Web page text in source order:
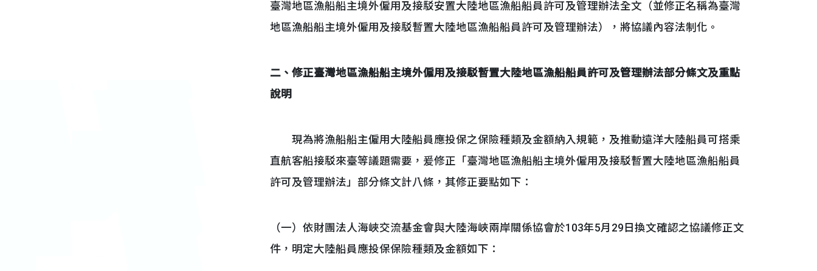
臺灣地區漁船船主境外僱用及接駁安置大陸地區漁船船員許可及管理辦法全文（並修正名稱為臺灣
地區漁船船主境外僱用及接駁暫置大陸地區漁船船員許可及管理辦法），將協議內容法制化。
二、修正臺灣地區漁船船主境外僱用及接駁暫置大陸地區漁船船員許可及管理辦法部分條文及重點
說明
現為將漁船船主僱用大陸船員應投保之保險種類及金額納入規範，及推動遠洋大陸船員可搭乘
直航客船接駁來臺等議題需要，爰修正「臺灣地區漁船船主境外僱用及接駁暫置大陸地區漁船船員
許可及管理辦法」部分條文計八條，其修正要點如下：
（一）依財團法人海峽交流基金會與大陸海峽兩岸關係協會於103年5月29日換文確認之協議修正文
件，明定大陸船員應投保保險種類及金額如下：